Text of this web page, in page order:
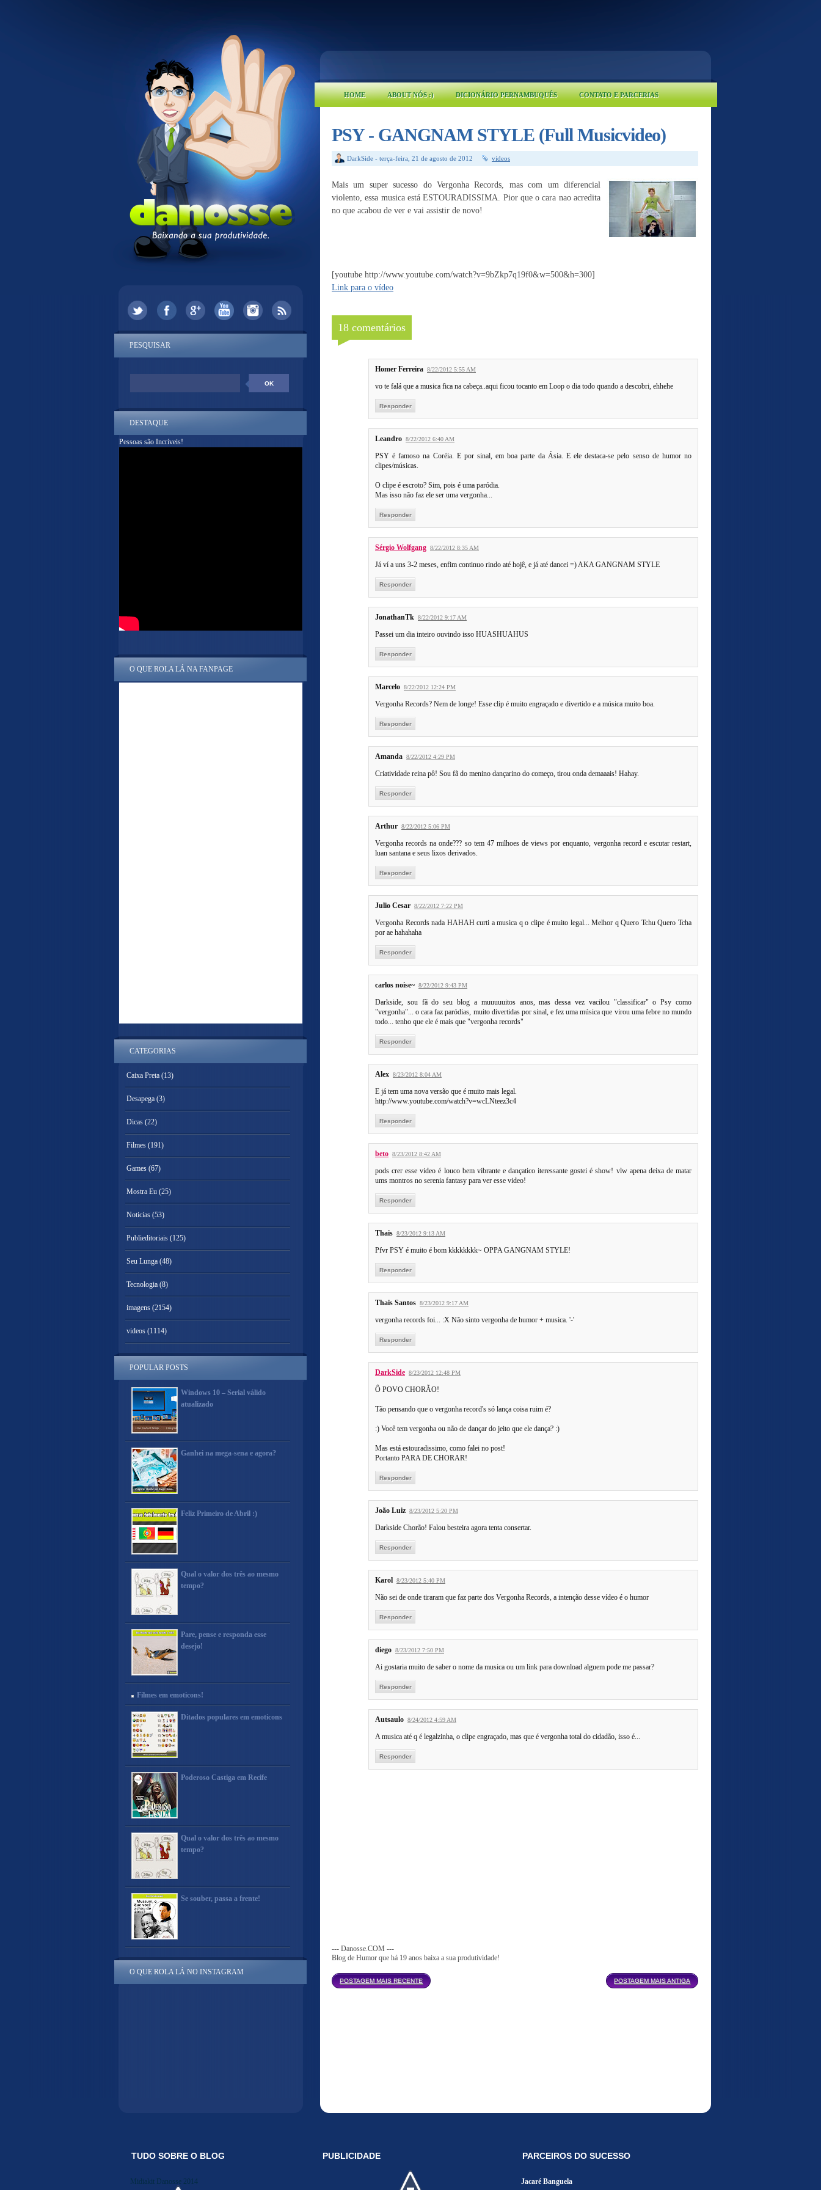
HOME ABOUT NÓS :) DICIONÁRIO PERNAMBUQUÊS CONTATO E PARCERIAS
PSY - GANGNAM STYLE (Full Musicvideo)
DarkSide - terça-feira, 21 de agosto de 2012 videos
Mais um super sucesso do Vergonha Records, mas com um diferencial
violento, essa musica está ESTOURADISSIMA. Pior que o cara nao acredita
no que acabou de ver e vai assistir de novo!
[youtube http://www.youtube.com/watch?v=9bZkp7q19f0&w=500&h=300]
Link para o vídeo
18 comentários
Homer Ferreira 8/22/2012 5:55 AM
vo te falá que a musica fica na cabeça..aqui ficou tocanto em Loop o dia todo quando a descobri, ehhehe
Responder
Leandro 8/22/2012 6:40 AM
PSY é famoso na Coréia. E por sinal, em boa parte da Ásia. E ele destaca-se pelo senso de humor no
clipes/músicas.
O clipe é escroto? Sim, pois é uma paródia.
Mas isso não faz ele ser uma vergonha...
Responder
Sérgio Wolfgang 8/22/2012 8:35 AM
Já ví a uns 3-2 meses, enfim continuo rindo até hojê, e já até dancei =) AKA GANGNAM STYLE
Responder
JonathanTk 8/22/2012 9:17 AM
Passei um dia inteiro ouvindo isso HUASHUAHUS
Responder
Marcelo 8/22/2012 12:24 PM
Vergonha Records? Nem de longe! Esse clip é muito engraçado e divertido e a música muito boa.
Responder
Amanda 8/22/2012 4:29 PM
Criatividade reina pô! Sou fã do menino dançarino do começo, tirou onda demaaais! Hahay.
Responder
Arthur 8/22/2012 5:06 PM
Vergonha records na onde??? so tem 47 milhoes de views por enquanto, vergonha record e escutar restart,
luan santana e seus lixos derivados.
Responder
Julio Cesar 8/22/2012 7:22 PM
Vergonha Records nada HAHAH curti a musica q o clipe é muito legal... Melhor q Quero Tchu Quero Tcha
por ae hahahaha
Responder
carlos noise~ 8/22/2012 9:43 PM
Darkside, sou fã do seu blog a muuuuuitos anos, mas dessa vez vacilou "classificar" o Psy como
"vergonha"... o cara faz paródias, muito divertidas por sinal, e fez uma música que virou uma febre no mundo
todo... tenho que ele é mais que "vergonha records"
Responder
Alex 8/23/2012 8:04 AM
E já tem uma nova versão que é muito mais legal.
http://www.youtube.com/watch?v=wcLNteez3c4
Responder
beto 8/23/2012 8:42 AM
pods crer esse video é louco bem vibrante e dançatico iteressante gostei é show! vlw apena deixa de matar
ums montros no serenia fantasy para ver esse video!
Responder
Thais 8/23/2012 9:13 AM
Pfvr PSY é muito é bom kkkkkkkk~ OPPA GANGNAM STYLE!
Responder
Thais Santos 8/23/2012 9:17 AM
vergonha records foi... :X Não sinto vergonha de humor + musica. '-'
Responder
DarkSide 8/23/2012 12:48 PM
Ô POVO CHORÃO!
Tão pensando que o vergonha record's só lança coisa ruim é?
:) Você tem vergonha ou não de dançar do jeito que ele dança? :)
Mas está estouradissimo, como falei no post!
Portanto PARA DE CHORAR!
Responder
João Luiz 8/23/2012 5:20 PM
Darkside Chorão! Falou besteira agora tenta consertar.
Responder
Karol 8/23/2012 5:40 PM
Não sei de onde tiraram que faz parte dos Vergonha Records, a intenção desse vídeo é o humor
Responder
diego 8/23/2012 7:50 PM
Ai gostaria muito de saber o nome da musica ou um link para download alguem pode me passar?
Responder
Autsaulo 8/24/2012 4:59 AM
A musica até q é legalzinha, o clipe engraçado, mas que é vergonha total do cidadão, isso é...
Responder
--- Danosse.COM ---
Blog de Humor que há 19 anos baixa a sua produtividade!
POSTAGEM MAIS RECENTE POSTAGEM MAIS ANTIGA
PESQUISAR
DESTAQUE
Pessoas são Incríveis!
O QUE ROLA LÁ NA FANPAGE
CATEGORIAS
Caixa Preta (13)
Desapega (3)
Dicas (22)
Filmes (191)
Games (67)
Mostra Eu (25)
Noticias (53)
Publieditoriais (125)
Seu Lunga (48)
Tecnologia (8)
imagens (2154)
videos (1114)
POPULAR POSTS
Windows 10 – Serial válido
atualizado
Ganhei na mega-sena e agora?
Feliz Primeiro de Abril :)
Qual o valor dos três ao mesmo
tempo?
Pare, pense e responda esse
desejo!
Filmes em emoticons!
Ditados populares em emoticons
Poderoso Castiga em Recife
Qual o valor dos três ao mesmo
tempo?
Se souber, passa a frente!
O QUE ROLA LÁ NO INSTAGRAM
TUDO SOBRE O BLOG
Midiakit Danosse 2014
PUBLICIDADE PARCEIROS DO SUCESSO
Jacaré Banguela